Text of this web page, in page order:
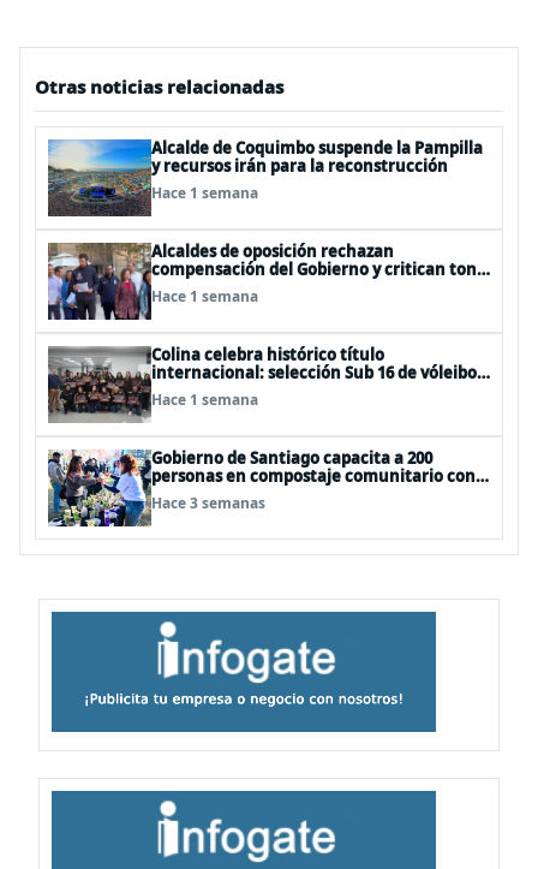
Otras noticias relacionadas
Alcalde de Coquimbo suspende la Pampilla
y recursos irán para la reconstrucción
Hace 1 semana
Alcaldes de oposición rechazan
compensación del Gobierno y critican tono
usado para descalificarlos
Hace 1 semana
Colina celebra histórico título
internacional: selección Sub 16 de vóleibol
campeona invicta en EEUU
Hace 1 semana
Gobierno de Santiago capacita a 200
personas en compostaje comunitario con
"Nos Compostamos Bien II"
Hace 3 semanas